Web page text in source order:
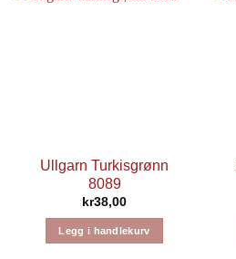
Ullgarn Turkisgrønn
8089
kr38,00
Legg i handlekurv